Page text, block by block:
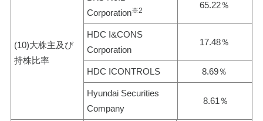
(10)大株主及び
持株比率
Corporation※2
65.22％
HDC I&CONS
Corporation
17.48％
HDC ICONTROLS 8.69％
Hyundai Securities
Company
8.61％